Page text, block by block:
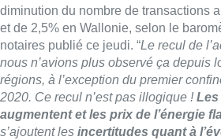
diminution du nombre de transactions
et de 2,5% en Wallonie, selon le
notaires publié ce jeudi. “Le recul de
nous n’avions plus observé ça depuis
régions, à l’exception du premier
2020. Ce recul n’est pas illogique !Les
augmentent et les prix de l’énergie
s’ajoutent les incertitudes quant à